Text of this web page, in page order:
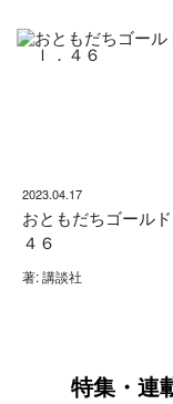
2023.04.17
おともだちゴールド
４６
著: 講談社
特集・連